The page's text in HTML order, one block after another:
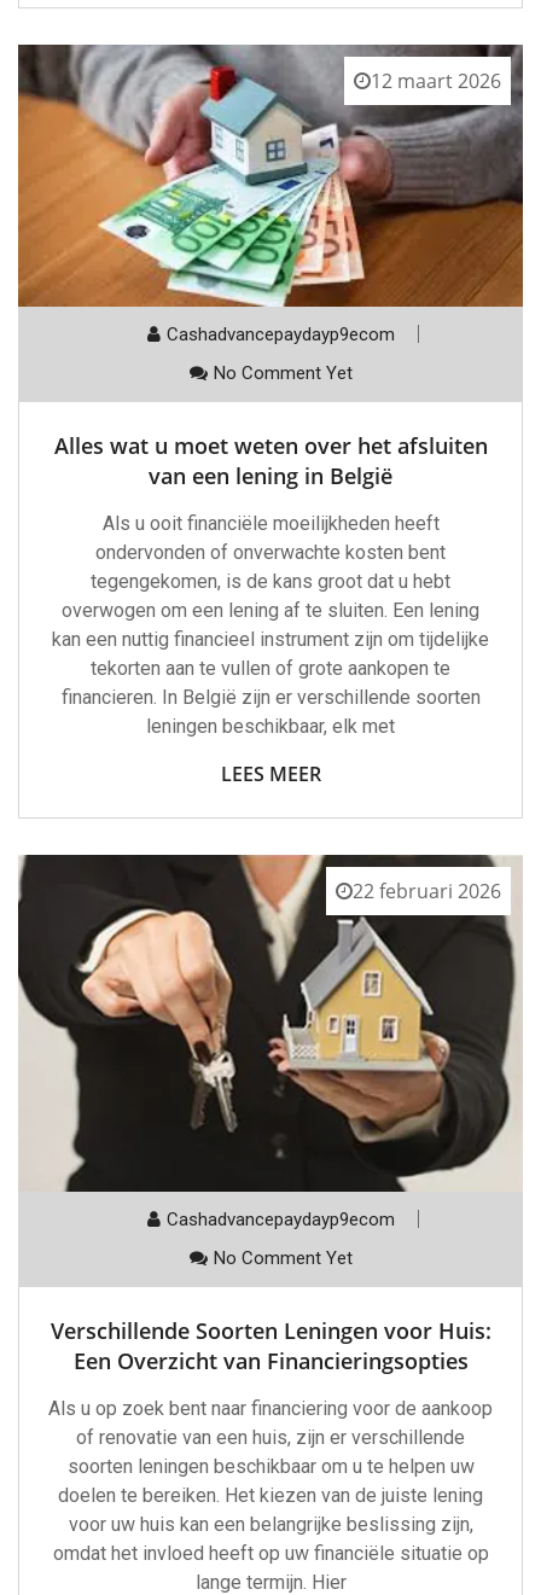
12 maart 2026
Cashadvancepaydayp9ecom
No Comment Yet
Alles wat u moet weten over het afsluiten
van een lening in België
Als u ooit financiële moeilijkheden heeft
ondervonden of onverwachte kosten bent
tegengekomen, is de kans groot dat u hebt
overwogen om een lening af te sluiten. Een lening
kan een nuttig financieel instrument zijn om tijdelijke
tekorten aan te vullen of grote aankopen te
financieren. In België zijn er verschillende soorten
leningen beschikbaar, elk met
LEES MEER
22 februari 2026
Cashadvancepaydayp9ecom
No Comment Yet
Verschillende Soorten Leningen voor Huis:
Een Overzicht van Financieringsopties
Als u op zoek bent naar financiering voor de aankoop
of renovatie van een huis, zijn er verschillende
soorten leningen beschikbaar om u te helpen uw
doelen te bereiken. Het kiezen van de juiste lening
voor uw huis kan een belangrijke beslissing zijn,
omdat het invloed heeft op uw financiële situatie op
lange termijn. Hier